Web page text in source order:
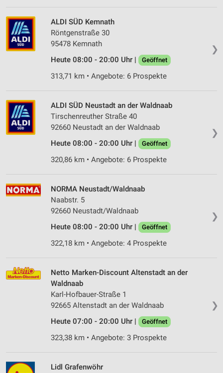
❯
ALDI SÜD Kemnath
Röntgenstraße 30
95478 Kemnath
Heute 08:00 - 20:00 Uhr |
Geöffnet
313,71 km • Angebote: 6 Prospekte
❯
ALDI SÜD Neustadt an der Waldnaab
Tirschenreuther Straße 40
92660 Neustadt an der Waldnaab
Heute 08:00 - 20:00 Uhr |
Geöffnet
320,86 km • Angebote: 6 Prospekte
❯
NORMA Neustadt/Waldnaab
Naabstr. 5
92660 Neustadt/Waldnaab
Heute 08:00 - 20:00 Uhr |
Geöffnet
322,18 km • Angebote: 4 Prospekte
❯
Netto Marken-Discount Altenstadt an der
Waldnaab
Karl-Hofbauer-Straße 1
92665 Altenstadt an der Waldnaab
Heute 07:00 - 20:00 Uhr |
Geöffnet
323,38 km • Angebote: 3 Prospekte
Lidl Grafenwöhr